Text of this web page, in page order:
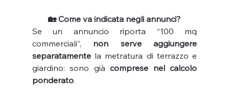
🏡 Come va indicata negli annunci?
Se un annuncio riporta “100 mq
commerciali”, non serve aggiungere
separatamente la metratura di terrazzo e
giardino: sono già comprese nel calcolo
ponderato.